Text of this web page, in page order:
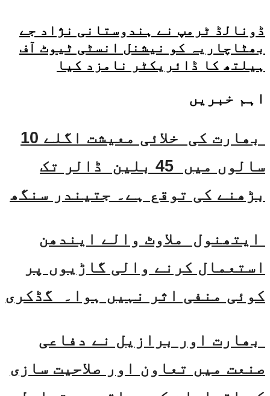
ڈونالڈ ٹرمپ نے ہندوستانی نژاد جے
بھٹاچاریہ کو نیشنل انسٹی ٹیوٹ آف
ہیلتھ کا ڈائریکٹر نامزد کیا
اہم خبریں
بھارت کی خلائی معیشت اگلے 10
سالوں میں 45 بلین ڈالر تک
بڑھنے کی توقع ہے۔ جتیندر سنگھ
ایتھنول ملاوٹ والے ایندھن
استعمال کرنے والی گاڑیوں پر
کوئی منفی اثر نہیں ہوا۔ گڈکری
بھارت اور برازیل نے دفاعی
صنعت میں تعاون اور صلاحیت سازی